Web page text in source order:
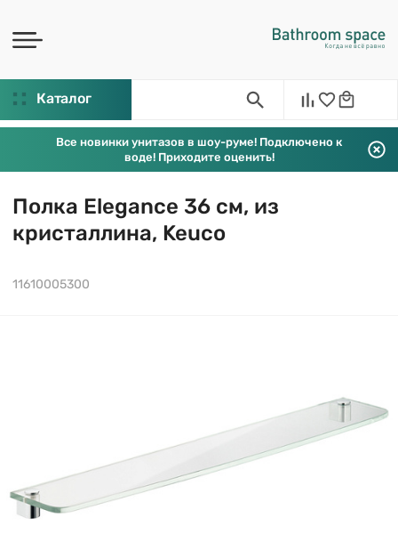
Каталог
Все новинки унитазов в шоу-руме! Подключено к
воде! Приходите оценить!
Полка Elegance 36 см, из
кристаллина, Keuco
11610005300